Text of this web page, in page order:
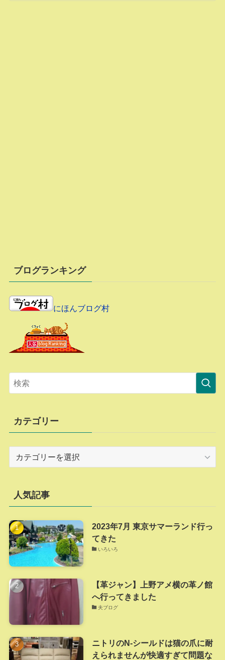
ブログランキング
にほんブログ村
カテゴリー
ー
人気記事
2023年7月 東京サマーランド行っ
てきた
いろいろ
【革ジャン】上野アメ横の革ノ館
へ行ってきました
夫ブログ
ニトリのN-シールドは猫の爪に耐
えられませんが快適すぎて問題な